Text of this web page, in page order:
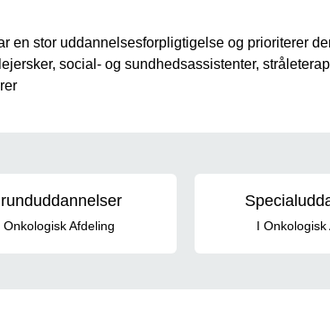
en stor uddannelsesforpligtigelse og prioriterer
social- og sundhedsassistenter,
Onkologisk Afdeling I Onkologisk